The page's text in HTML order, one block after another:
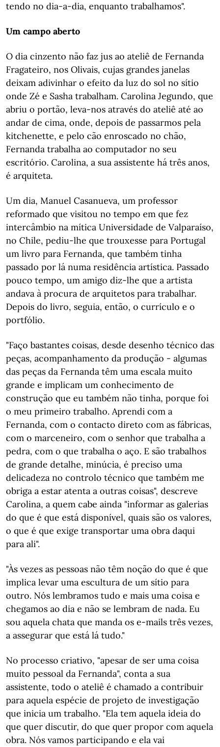
tendo no dia-a-dia, enquanto trabalhamos".
Um campo aberto
O dia cinzento não faz jus ao ateliê de Fernanda
Fragateiro, nos Olivais, cujas grandes janelas
deixam adivinhar o efeito da luz do sol no sítio
onde Zé e Sasha trabalham. Carolina Jegundo, que
abriu o portão, leva-nos através do ateliê até ao
andar de cima, onde, depois de passarmos pela
kitchenette, e pelo cão enroscado no chão,
Fernanda trabalha ao computador no seu
escritório. Carolina, a sua assistente há três anos,
é arquiteta.
Um dia, Manuel Casanueva, um professor
reformado que visitou no tempo em que fez
intercâmbio na mítica Universidade de Valparaíso,
no Chile, pediu-lhe que trouxesse para Portugal
um livro para Fernanda, que também tinha
passado por lá numa residência artística. Passado
pouco tempo, um amigo diz-lhe que a artista
andava à procura de arquitetos para trabalhar.
Depois do livro, seguia, então, o currículo e o
portfólio.
"Faço bastantes coisas, desde desenho técnico das
peças, acompanhamento da produção - algumas
das peças da Fernanda têm uma escala muito
grande e implicam um conhecimento de
construção que eu também não tinha, porque foi
o meu primeiro trabalho. Aprendi com a
Fernanda, com o contacto direto com as fábricas,
com o marceneiro, com o senhor que trabalha a
pedra, com o que trabalha o aço. E são trabalhos
de grande detalhe, minúcia, é preciso uma
delicadeza no controlo técnico que também me
obriga a estar atenta a outras coisas", descreve
Carolina, a quem cabe ainda "informar as galerias
do que é que está disponível, quais são os valores,
o que é que exige transportar uma obra daqui
para ali".
"Às vezes as pessoas não têm noção do que é que
implica levar uma escultura de um sítio para
outro. Nós lembramos tudo e mais uma coisa e
chegamos ao dia e não se lembram de nada. Eu
sou aquela chata que manda os e-mails três vezes,
a assegurar que está lá tudo."
No processo criativo, "apesar de ser uma coisa
muito pessoal da Fernanda", conta a sua
assistente, todo o ateliê é chamado a contribuir
para aquela espécie de projeto de investigação
que inicia um trabalho. "Ela tem aquela ideia do
que quer discutir, do que quer propor com aquela
obra. Nós vamos participando e ela vai